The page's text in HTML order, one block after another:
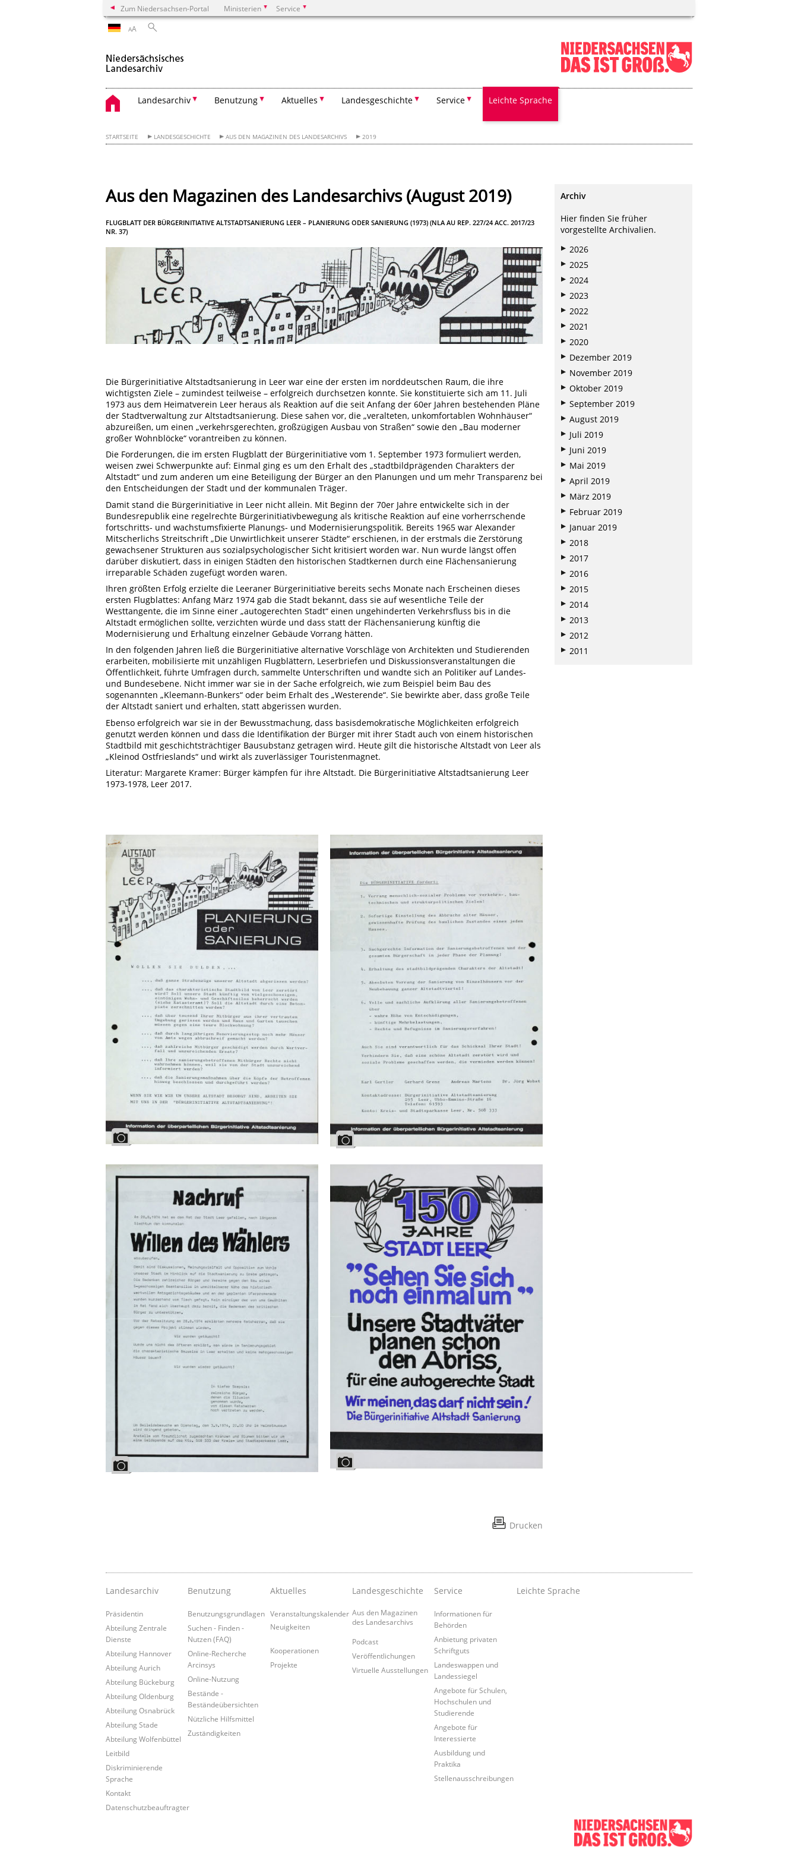
Zum Niedersachsen-Portal Ministerien Service
AA
Landesarchiv Benutzung Aktuelles Landesgeschichte Service Leichte Sprache
STARTSEITE LANDESGESCHICHTE AUS DEN MAGAZINEN DES LANDESARCHIVS 2019
Aus den Magazinen des Landesarchivs (August 2019)
FLUGBLATT DER BÜRGERINITIATIVE ALTSTADTSANIERUNG LEER – PLANIERUNG ODER SANIERUNG (1973) (NLA AU REP. 227/24 ACC. 2017/23
NR. 37)
Die Bürgerinitiative Altstadtsanierung in Leer war eine der ersten im norddeutschen Raum, die ihre
wichtigsten Ziele – zumindest teilweise – erfolgreich durchsetzen konnte. Sie konstituierte sich am 11. Juli
1973 aus dem Heimatverein Leer heraus als Reaktion auf die seit Anfang der 60er Jahren bestehenden Pläne
der Stadtverwaltung zur Altstadtsanierung. Diese sahen vor, die „veralteten, unkomfortablen Wohnhäuser“
abzureißen, um einen „verkehrsgerechten, großzügigen Ausbau von Straßen“ sowie den „Bau moderner
großer Wohnblöcke“ vorantreiben zu können.
Die Forderungen, die im ersten Flugblatt der Bürgerinitiative vom 1. September 1973 formuliert werden,
weisen zwei Schwerpunkte auf: Einmal ging es um den Erhalt des „stadtbildprägenden Charakters der
Altstadt“ und zum anderen um eine Beteiligung der Bürger an den Planungen und um mehr Transparenz bei
den Entscheidungen der Stadt und der kommunalen Träger.
Damit stand die Bürgerinitiative in Leer nicht allein. Mit Beginn der 70er Jahre entwickelte sich in der
Bundesrepublik eine regelrechte Bürgerinitiativbewegung als kritische Reaktion auf eine vorherrschende
fortschritts- und wachstumsfixierte Planungs- und Modernisierungspolitik. Bereits 1965 war Alexander
Mitscherlichs Streitschrift „Die Unwirtlichkeit unserer Städte“ erschienen, in der erstmals die Zerstörung
gewachsener Strukturen aus sozialpsychologischer Sicht kritisiert worden war. Nun wurde längst offen
darüber diskutiert, dass in einigen Städten den historischen Stadtkernen durch eine Flächensanierung
irreparable Schäden zugefügt worden waren.
Ihren größten Erfolg erzielte die Leeraner Bürgerinitiative bereits sechs Monate nach Erscheinen dieses
ersten Flugblattes: Anfang März 1974 gab die Stadt bekannt, dass sie auf wesentliche Teile der
Westtangente, die im Sinne einer „autogerechten Stadt“ einen ungehinderten Verkehrsfluss bis in die
Altstadt ermöglichen sollte, verzichten würde und dass statt der Flächensanierung künftig die
Modernisierung und Erhaltung einzelner Gebäude Vorrang hätten.
In den folgenden Jahren ließ die Bürgerinitiative alternative Vorschläge von Architekten und Studierenden
erarbeiten, mobilisierte mit unzähligen Flugblättern, Leserbriefen und Diskussionsveranstaltungen die
Öffentlichkeit, führte Umfragen durch, sammelte Unterschriften und wandte sich an Politiker auf Landes-
und Bundesebene. Nicht immer war sie in der Sache erfolgreich, wie zum Beispiel beim Bau des
sogenannten „Kleemann-Bunkers“ oder beim Erhalt des „Westerende“. Sie bewirkte aber, dass große Teile
der Altstadt saniert und erhalten, statt abgerissen wurden.
Ebenso erfolgreich war sie in der Bewusstmachung, dass basisdemokratische Möglichkeiten erfolgreich
genutzt werden können und dass die Identifikation der Bürger mit ihrer Stadt auch von einem historischen
Stadtbild mit geschichtsträchtiger Bausubstanz getragen wird. Heute gilt die historische Altstadt von Leer als
„Kleinod Ostfrieslands“ und wirkt als zuverlässiger Touristenmagnet.
Literatur: Margarete Kramer: Bürger kämpfen für ihre Altstadt. Die Bürgerinitiative Altstadtsanierung Leer
1973-1978, Leer 2017.
Drucken
Archiv
Hier finden Sie früher
vorgestellte Archivalien.
2026
2025
2024
2023
2022
2021
2020
Dezember 2019
November 2019
Oktober 2019
September 2019
August 2019
Juli 2019
Juni 2019
Mai 2019
April 2019
März 2019
Februar 2019
Januar 2019
2018
2017
2016
2015
2014
2013
2012
2011
Landesarchiv
Präsidentin
Abteilung Zentrale
Dienste
Abteilung Hannover
Abteilung Aurich
Abteilung Bückeburg
Abteilung Oldenburg
Abteilung Osnabrück
Abteilung Stade
Abteilung Wolfenbüttel
Leitbild
Diskriminierende
Sprache
Kontakt
Datenschutzbeauftragter
Benutzung
Benutzungsgrundlagen
Suchen - Finden -
Nutzen (FAQ)
Online-Recherche
Arcinsys
Online-Nutzung
Bestände -
Beständeübersichten
Nützliche Hilfsmittel
Zuständigkeiten
Aktuelles
Veranstaltungskalender
Neuigkeiten
Kooperationen
Projekte
Landesgeschichte
Aus den Magazinen
des Landesarchivs
Podcast
Veröffentlichungen
Virtuelle Ausstellungen
Service
Informationen für
Behörden
Anbietung privaten
Schriftguts
Landeswappen und
Landessiegel
Angebote für Schulen,
Hochschulen und
Studierende
Angebote für
Interessierte
Ausbildung und
Praktika
Stellenausschreibungen
Leichte Sprache